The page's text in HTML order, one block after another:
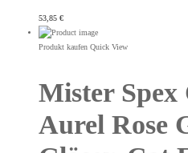
53,85 €
Produkt kaufen Quick View
Mister Spex
Aurel Rose